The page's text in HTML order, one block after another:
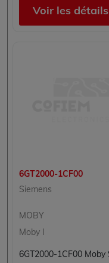
Voir les détails
6GT2000-1CF00
Siemens
MOBY
Moby I